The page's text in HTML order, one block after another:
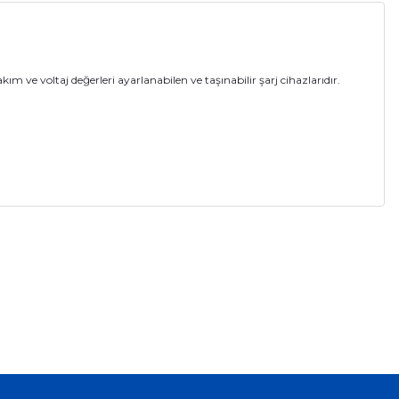
ve voltaj değerleri ayarlanabilen ve taşınabilir şarj cihazlarıdır.